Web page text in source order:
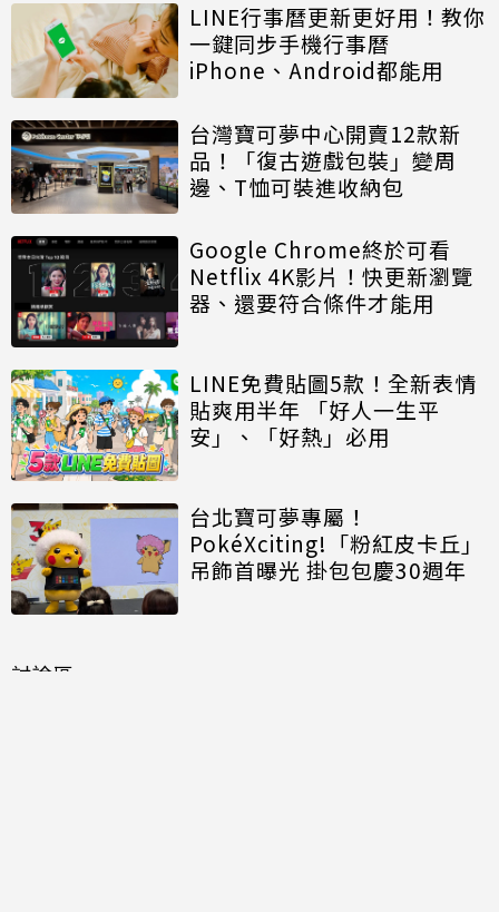
LINE行事曆更新更好用！教你
一鍵同步手機行事曆
iPhone、Android都能用
台灣寶可夢中心開賣12款新
品！「復古遊戲包裝」變周
邊、T恤可裝進收納包
Google Chrome終於可看
Netflix 4K影片！快更新瀏覽
器、還要符合條件才能用
LINE免費貼圖5款！全新表情
貼爽用半年 「好人一生平
安」、「好熱」必用
台北寶可夢專屬！
PokéXciting!「粉紅皮卡丘」
吊飾首曝光 掛包包慶30週年
討論區